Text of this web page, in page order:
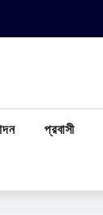
প্রবাসী